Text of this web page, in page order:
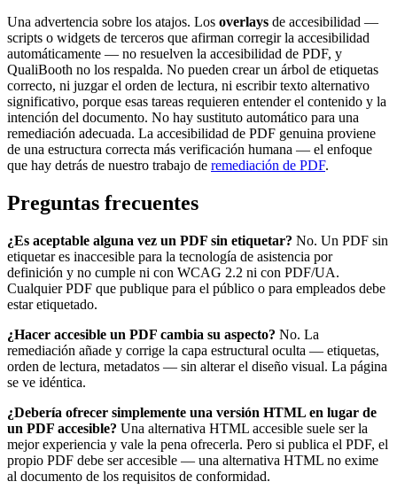
Una advertencia sobre los atajos. Los overlays de accesibilidad —
scripts o widgets de terceros que afirman corregir la accesibilidad
automáticamente — no resuelven la accesibilidad de PDF, y
QualiBooth no los respalda. No pueden crear un árbol de etiquetas
correcto, ni juzgar el orden de lectura, ni escribir texto alternativo
significativo, porque esas tareas requieren entender el contenido y la
intención del documento. No hay sustituto automático para una
remediación adecuada. La accesibilidad de PDF genuina proviene
de una estructura correcta más verificación humana — el enfoque
que hay detrás de nuestro trabajo de remediación de PDF.
Preguntas frecuentes
¿Es aceptable alguna vez un PDF sin etiquetar? No. Un PDF sin
etiquetar es inaccesible para la tecnología de asistencia por
definición y no cumple ni con WCAG 2.2 ni con PDF/UA.
Cualquier PDF que publique para el público o para empleados debe
estar etiquetado.
¿Hacer accesible un PDF cambia su aspecto? No. La
remediación añade y corrige la capa estructural oculta — etiquetas,
orden de lectura, metadatos — sin alterar el diseño visual. La página
se ve idéntica.
¿Debería ofrecer simplemente una versión HTML en lugar de
un PDF accesible? Una alternativa HTML accesible suele ser la
mejor experiencia y vale la pena ofrecerla. Pero si publica el PDF, el
propio PDF debe ser accesible — una alternativa HTML no exime
al documento de los requisitos de conformidad.